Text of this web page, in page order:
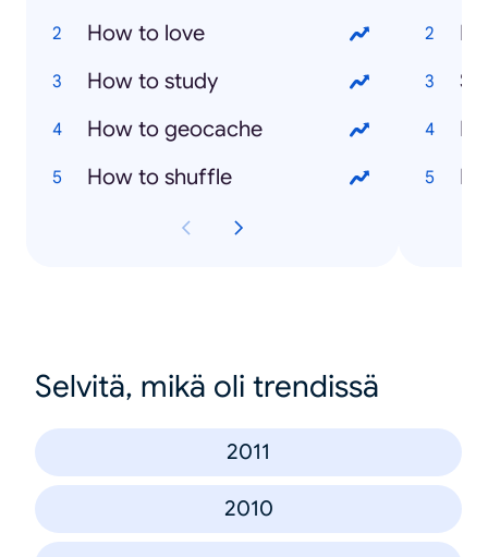
How to love
How to study
How to geocache
How to shuffle
Selvitä, mikä oli trendissä
2011
2010